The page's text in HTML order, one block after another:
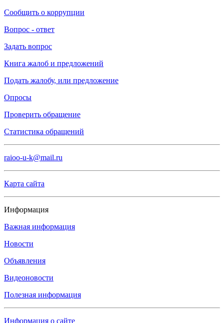
Сообщить о коррупции
Вопрос - ответ
Задать вопрос
Книга жалоб и предложений
Подать жалобу, или предложение
Опросы
Проверить обращение
Статистика обращений
raioo-u-k@mail.ru
Карта сайта
Информация
Важная информация
Новости
Объявления
Видеоновости
Полезная информация
Информация о сайте